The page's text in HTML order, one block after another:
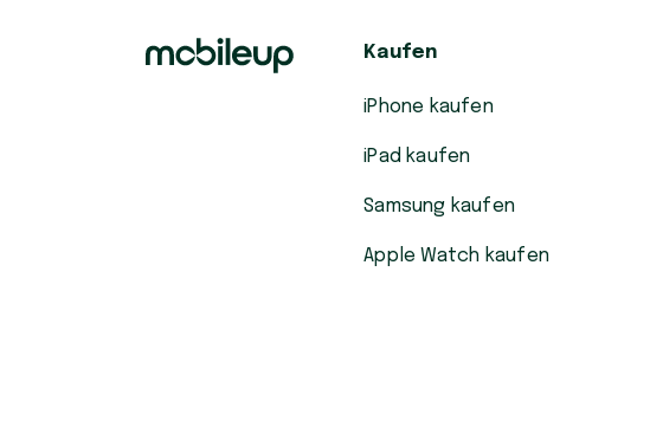
Kaufen
iPhone kaufen
iPad kaufen
Samsung kaufen
Apple Watch kaufen